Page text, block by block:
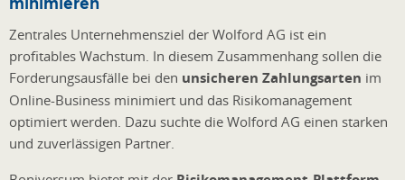
Zentrales Unternehmensziel der Wolford AG ist ein
profitables Wachstum. In diesem Zusammenhang sollen die
Forderungsausfälle bei den unsicheren Zahlungsarten im
Online-Business minimiert und das Risikomanagement
optimiert werden. Dazu suchte die Wolford AG einen starken
und zuverlässigen Partner.